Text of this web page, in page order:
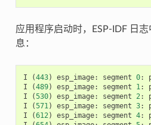
应用程序启动时，ESP-IDF 日
息：
I (443) esp_image: segment 0:
I
(489) esp_image: segment 1:
I
(530) esp_image: segment 2:
I
(571) esp_image: segment 3:
I
(612) esp_image: segment 4: